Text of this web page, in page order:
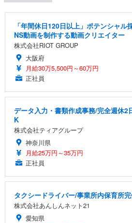
「年間休日120日以上」ポテンシャル
NS動画を制作する動画クリエイター
株式会社RIOT GROUP
大阪府
月給30万5,500円～60万円
正社員
データ入力・書類作成事務/完全週休2
K
株式会社ティアグループ
神奈川県
月給25万円～35万円
正社員
タクシードライバー/事業所内保育所
株式会社あんしんネット21
愛知県